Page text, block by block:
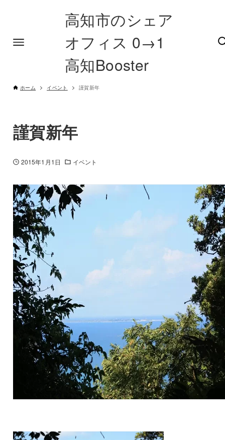
高知市のシェア
オフィス 0→1
高知Booster
ホーム イベント 謹賀新年
謹賀新年
2015年1月1日 イベント